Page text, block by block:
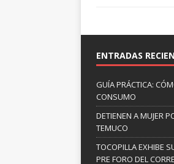
ENTRADAS
GUÍA PRÁCTICA:
CONSUMO
DETIENEN A MUJER
TEMUCO
TOCOPILLA EXHIBE
PRE FORO DEL